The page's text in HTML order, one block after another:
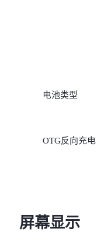
电池类型
OTG反向充电
屏幕显示